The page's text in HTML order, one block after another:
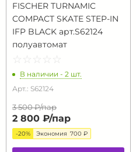
FISCHER TURNAMIC
COMPACT SKATE STEP-IN
IFP BLACK арт.S62124
полуавтомат
☆ ☆ ☆ ☆ ☆
★ ★ ★ ★ ★
В наличии - 2 шт.
Арт.: S62124
3 500 ₽/пар
2 800 ₽/пар
-20% Экономия 700 ₽